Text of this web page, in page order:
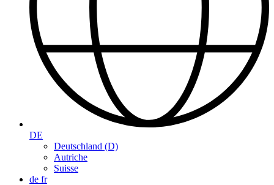
DE
Deutschland (D)
Autriche
Suisse
de fr